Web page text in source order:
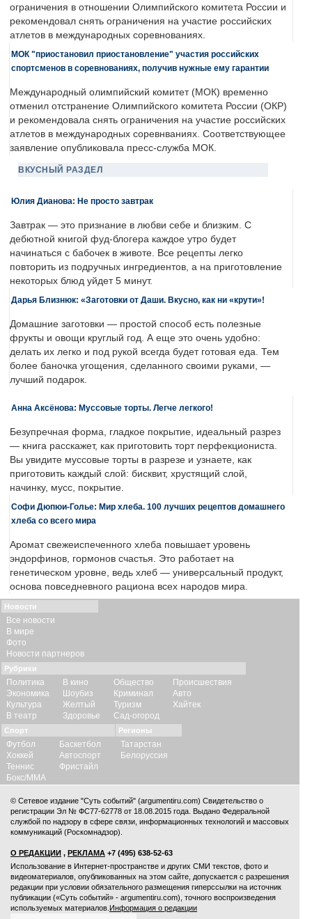
ограничения в отношении Олимпийского комитета России и
рекомендовал снять ограничения на участие российских
атлетов в международных соревнованиях.
МОК "приостановил приостановление" участия российских
спортсменов в соревнованиях, получив нужные ему гарантии
Международный олимпийский комитет (МОК) временно
отменил отстранение Олимпийского комитета России (ОКР)
и рекомендовала снять ограничения на участие российских
атлетов в международных соревнваниях. Соответствующее
заявление опубликовала пресс-служба МОК.
ВКУСНЫЙ РАЗДЕЛ
Юлия Дианова: Не просто завтрак
Завтрак — это признание в любви себе и близким. С
дебютной книгой фуд-блогера каждое утро будет
начинаться с бабочек в животе. Все рецепты легко
повторить из подручных ингредиентов, а на приготовление
некоторых блюд уйдет 5 минут.
Дарья Близнюк: «Заготовки от Даши. Вкусно, как ни «крути»!
Домашние заготовки — простой способ есть полезные
фрукты и овощи круглый год. А еще это очень удобно:
делать их легко и под рукой всегда будет готовая еда. Тем
более баночка угощения, сделанного своими руками, —
лучший подарок.
Анна Аксёнова: Муссовые торты. Легче легкого!
Безупречная форма, гладкое покрытие, идеальный разрез
— книга расскажет, как приготовить торт перфекциониста.
Вы увидите муссовые торты в разрезе и узнаете, как
приготовить каждый слой: бисквит, хрустящий слой,
начинку, мусс, покрытие.
Софи Дюпюи-Голье: Мир хлеба. 100 лучших рецептов домашнего
хлеба со всего мира
Аромат свежеиспеченного хлеба повышает уровень
эндорфинов, гормонов счастья. Это работает на
генетическом уровне, ведь хлеб — универсальный продукт,
основа повседневного рациона всех народов мира.
Новости
Все новости
В мире
Фото
Новости партнеров
Рубрики
Политика
Экономика
Культура
В театр
В кино
Шоубиз
Желтый
Здоровье
Общество
Криминал
Туризм
Сад-огород
Происшествия
Авто
Хайтек
Спорт
Футбол
Хоккей
Теннис
Бокс/ММА
Баскетбол
Автоспорт
Фристайл
Регионы
Татарстан
Белоруссия
© Сетевое издание "Суть событий" (argumentiru.com) Свидетельство о
регистрации Эл № ФС77-62778 от 18.08.2015 года. Выдано Федеральной
службой по надзору в сфере связи, информационных технологий и массовых
коммуникаций (Роскомнадзор).
О РЕДАКЦИИ , РЕКЛАМА +7 (495) 638-52-63
Использование в Интернет-пространстве и других СМИ текстов, фото и
видеоматериалов, опубликованных на этом сайте, допускается с разрешения
редакции при условии обязательного размещения гиперссылки на источник
публикации («Суть событий» - argumentiru.com), точного воспроизведения
используемых материалов. Информация о редакции